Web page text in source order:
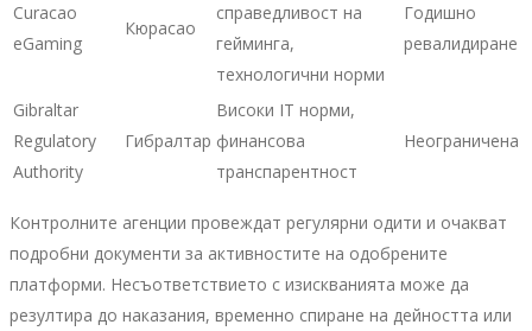
Curacao
eGaming
Кюрасао
справедливост на
гейминга,
технологични норми
Годишно
ревалидиране
Gibraltar
Regulatory
Authority
Гибралтар
Високи IT норми,
финансова
транспарентност
Неограничена
Контролните агенции провеждат регулярни одити и очакват
подробни документи за активностите на одобрените
платформи. Несъответствието с изискванията може да
резултира до наказания, временно спиране на дейността или